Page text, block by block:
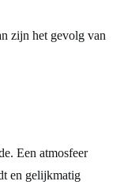
zijn het gevolg van
Een atmosfeer
en gelijkmatig